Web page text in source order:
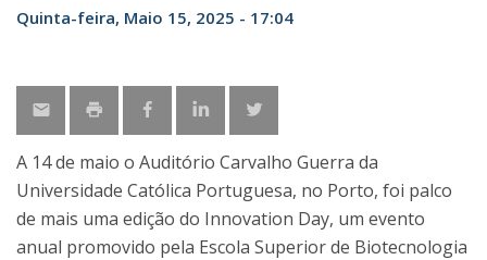
Quinta-feira, Maio 15, 2025 - 17:04
A 14 de maio o Auditório Carvalho Guerra da
Universidade Católica Portuguesa, no Porto, foi palco
de mais uma edição do Innovation Day, um evento
anual promovido pela Escola Superior de Biotecnologia